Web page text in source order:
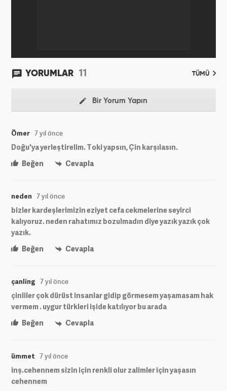
YORUMLAR 11 TÜMÜ
Bir Yorum Yapın
Ömer 7 yıl önce
Doğu'ya yerleştirelim. Toki yapsın, Çin karşılasın.
Beğen
Cevapla
neden 7 yıl önce
bizler kardeşlerimizin eziyet cefa cekmelerine seyirci
kalıyoruz. neden rahatımız bozulmadın diye yazık yazık çok
yazık.
Beğen
Cevapla
çanling 7 yıl önce
çinliler çok dürüst insanlar gidip görmesem yaşamasam hak
vermem . uygur türkleri işide katılıyor bu arada
Beğen
Cevapla
ümmet 7 yıl önce
inş.cehennem sizin için renkli olur zalimler için yaşasın
cehennem